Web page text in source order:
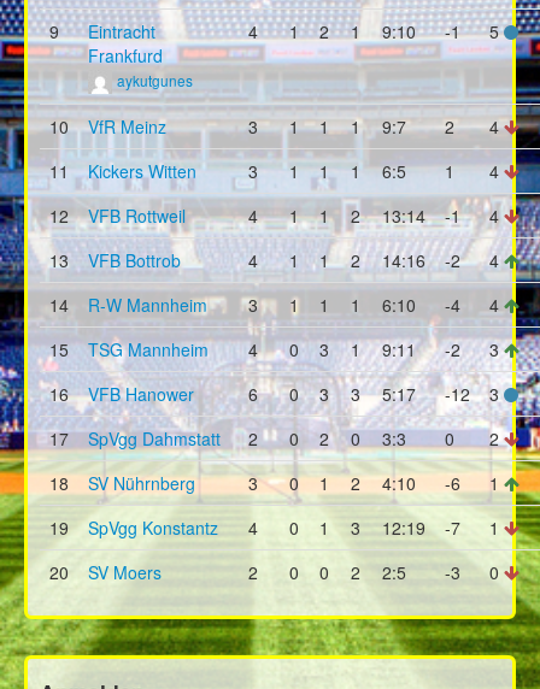
9
Eintracht
Frankfurd
aykutgunes
4 1 2 1 9:10 -1 5
10 VfR Meinz 3 1 1 1 9:7 2
4
11
Kickers Witten 3 1 1 1 6:5 1
4
12
VFB Rottweil 4 1 1 2 13:14 -1
4
13
VFB Bottrob 4 1 1 2 14:16 -2
4
14
R-W Mannheim 3 1 1 1 6:10 -4
4
15
TSG Mannheim 4 0 3 1 9:11 -2
3
16
VFB Hanower 6 0 3 3 5:17 -12
3
17
SpVgg Dahmstatt 2 0 2 0 3:3 0
2
18
SV Nührnberg 3 0 1 2 4:10 -6
1
19
SpVgg Konstantz 4 0 1 3 12:19 -7
1
20
SV Moers 2 0 0 2 2:5 -3 0